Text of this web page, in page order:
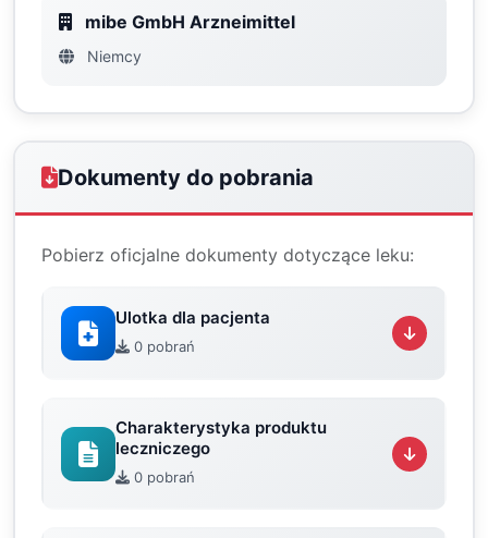
mibe GmbH Arzneimittel
Niemcy
Dokumenty do pobrania
Pobierz oficjalne dokumenty dotyczące leku:
Ulotka dla pacjenta
0 pobrań
Charakterystyka produktu
leczniczego
0 pobrań